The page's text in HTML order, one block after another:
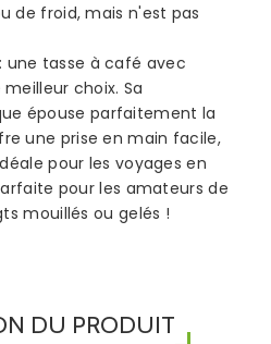
de froid, mais n'est pas
une tasse à café avec
choix. Sa
épouse parfaitement la
une prise en main facile,
pour les voyages en
pour les amateurs de
mouillés ou gelés !
DU PRODUIT